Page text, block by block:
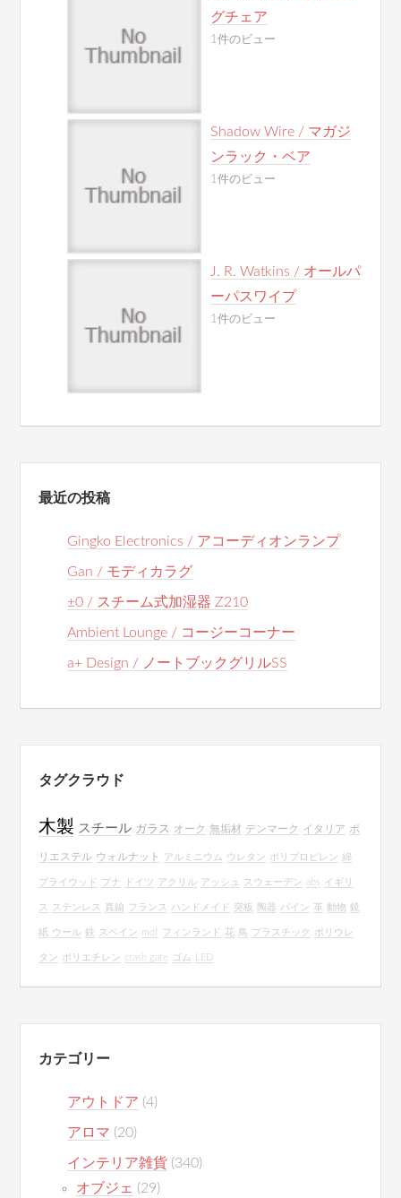
グチェア
1件のビュー
Shadow Wire / マガジ
ンラック・ベア
1件のビュー
J. R. Watkins / オールパ
ーパスワイプ
1件のビュー
最近の投稿
Gingko Electronics / アコーディオンランプ
Gan / モディカラグ
±0 / スチーム式加湿器 Z210
Ambient Lounge / コージーコーナー
a+ Design / ノートブックグリルSS
タグクラウド
木製 スチール ガラス オーク 無垢材 デンマーク イタリア ポ
リエステル ウォルナット アルミニウム ウレタン ポリプロピレン 綿
プライウッド ブナ ドイツ アクリル アッシュ スウェーデン abs イギリ
ス ステンレス 真鍮 フランス ハンドメイド 突板 陶器 パイン 革 動物 鏡
紙 ウール 鉄 スペイン mdf フィンランド 花 鳥 プラスチック ポリウレ
タン ポリエチレン crash gate ゴム LED
カテゴリー
アウトドア (4)
アロマ (20)
インテリア雑貨 (340)
オブジェ (29)